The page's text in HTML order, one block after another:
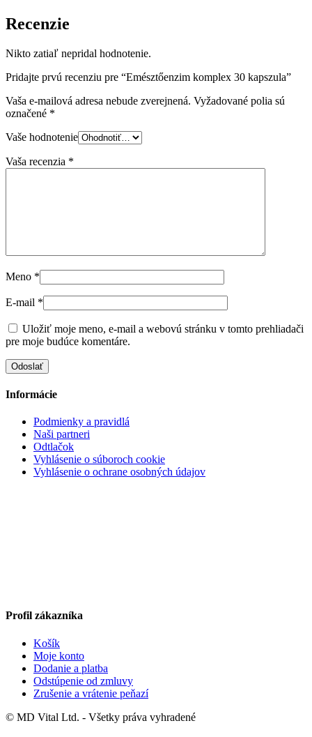
Recenzie
Nikto zatiaľ nepridal hodnotenie.
Pridajte prvú recenziu pre “Emésztőenzim komplex 30 kapszula”
Vaša e-mailová adresa nebude zverejnená. Vyžadované polia sú
označené *
Vaše hodnotenie
Vaša recenzia *
Meno *
E-mail *
Uložiť moje meno, e-mail a webovú stránku v tomto prehliadači
pre moje budúce komentáre.
Informácie
Podmienky a pravidlá
Naši partneri
Odtlačok
Vyhlásenie o súboroch cookie
Vyhlásenie o ochrane osobných údajov
Profil zákazníka
Košík
Moje konto
Dodanie a platba
Odstúpenie od zmluvy
Zrušenie a vrátenie peňazí
© MD Vital Ltd. - Všetky práva vyhradené